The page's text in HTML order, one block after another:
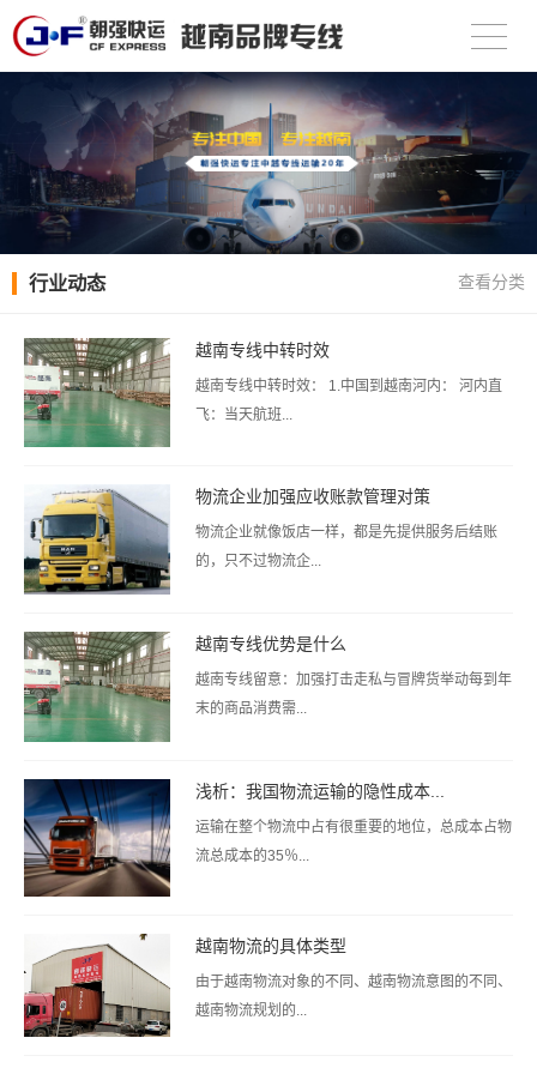
行业动态 查看分类
越南专线中转时效
越南专线中转时效： 1.中国到越南河内： 河内直
飞：当天航班...
物流企业加强应收账款管理对策
物流企业就像饭店一样，都是先提供服务后结账
的，只不过物流企...
越南专线优势是什么
越南专线留意：加强打击走私与冒牌货举动每到年
末的商品消费需...
浅析：我国物流运输的隐性成本...
运输在整个物流中占有很重要的地位，总成本占物
流总成本的35％...
越南物流的具体类型
由于越南物流对象的不同、越南物流意图的不同、
越南物流规划的...